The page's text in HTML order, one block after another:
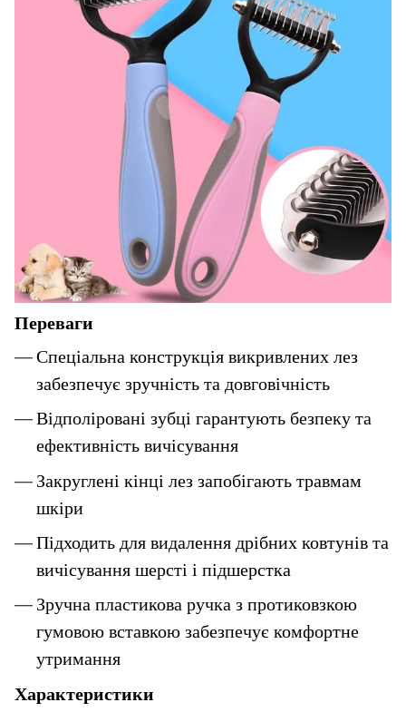
Переваги
Спеціальна конструкція викривлених лез
забезпечує зручність та довговічність
Відполіровані зубці гарантують безпеку та
ефективність вичісування
Закруглені кінці лез запобігають травмам
шкіри
Підходить для видалення дрібних ковтунів та
вичісування шерсті і підшерстка
Зручна пластикова ручка з протиковзкою
гумовою вставкою забезпечує комфортне
утримання
Характеристики